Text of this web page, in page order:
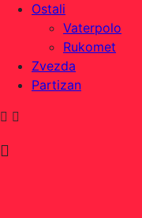
Ostali
Vaterpolo
Rukomet
Zvezda
Partizan